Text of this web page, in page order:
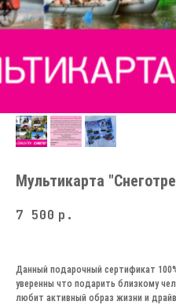
Мультикарта
7 500 р.
Данный подарочный сертификат
уверенны что подарить близкому
любит активный образ жизни и